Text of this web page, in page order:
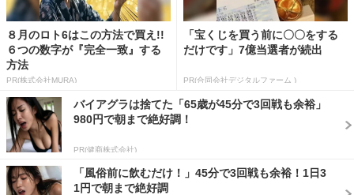
８月のロト6はこの方法で買え!!
６つの数字が『完全一致』する
方法
PR(株式会社MURA)
「宝くじを買う前に〇〇をする
だけです」7億当選者が続出
PR(合同会社デジタルファーム )
バイアグラは捨てた「65歳が45分で3回戦も余裕」
980円で朝まで絶好調！
PR(健商株式会社)
「風俗前に飲むだけ！」45分で3回戦も余裕！1日3
1円で朝まで絶好調